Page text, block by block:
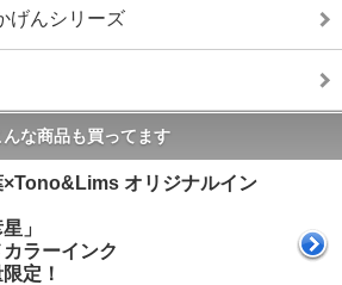
げんシリーズ
な商品も買ってます
×Tono&Lims オリジナルイン
星」
カラーインク
定！